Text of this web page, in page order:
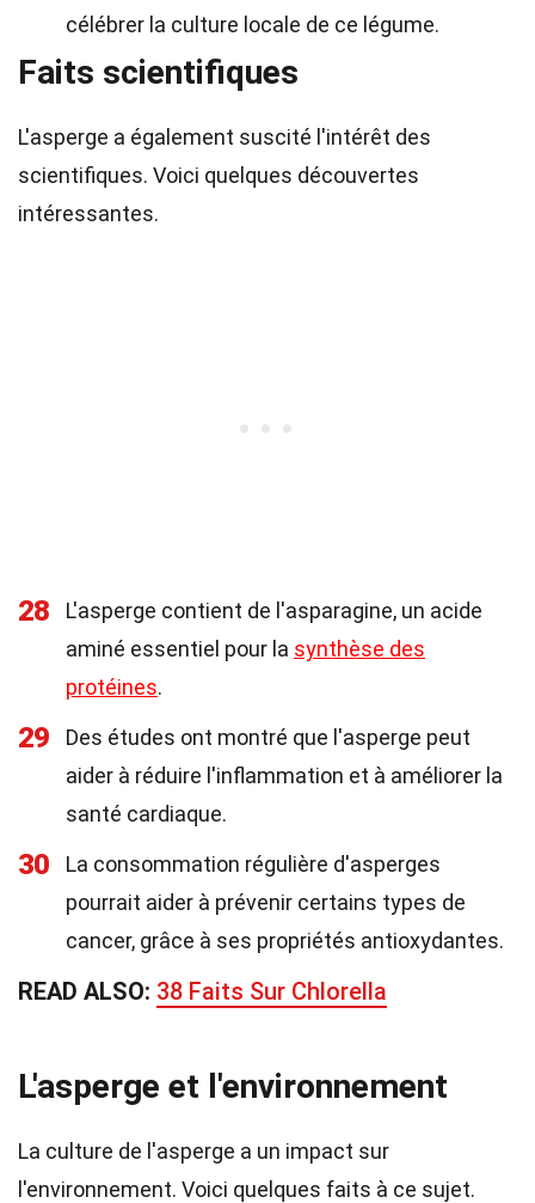
célébrer la culture locale de ce légume.
Faits scientifiques
L'asperge a également suscité l'intérêt des
scientifiques. Voici quelques découvertes
intéressantes.
28
L'asperge contient de l'asparagine, un acide
aminé essentiel pour la synthèse des
protéines.
29
Des études ont montré que l'asperge peut
aider à réduire l'inflammation et à améliorer la
santé cardiaque.
30
La consommation régulière d'asperges
pourrait aider à prévenir certains types de
cancer, grâce à ses propriétés antioxydantes.
READ ALSO: 38 Faits Sur Chlorella
L'asperge et l'environnement
La culture de l'asperge a un impact sur
l'environnement. Voici quelques faits à ce sujet.